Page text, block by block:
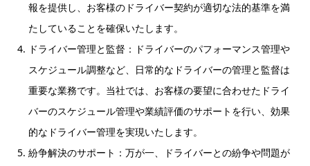
報を提供し、お客様のドライバー契約が適切な法的基準を満
たしていることを確保いたします。
ドライバー管理と監督：ドライバーのパフォーマンス管理や
スケジュール調整など、日常的なドライバーの管理と監督は
重要な業務です。当社では、お客様の要望に合わせたドライ
バーのスケジュール管理や業績評価のサポートを行い、効果
的なドライバー管理を実現いたします。
紛争解決のサポート：万が一、ドライバーとの紛争や問題が